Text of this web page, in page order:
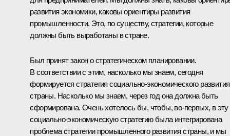
развития экономики, каковы ориентиры развития
промышленности. Это, по существу, стратегии, которые
должны быть выработаны в стране.
Был принят закон о стратегическом планировании.
В соответствии с этим, насколько мы знаем, сегодня
формируется стратегия социально-экономического развития
страны. Насколько мы знаем, через год она должна быть
сформирована. Очень хотелось бы, чтобы, во‑первых, в эту
социально-экономическую стратегию была интегрирована
проблема стратегии промышленного развития страны, и мы